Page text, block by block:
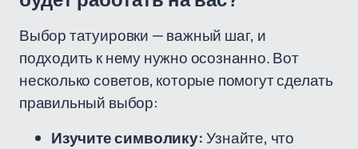
Выбор татуировки — важный шаг, и
подходить к нему нужно осознанно. Вот
несколько советов, которые помогут сделать
правильный выбор:
Изучите символику:Узнайте, что